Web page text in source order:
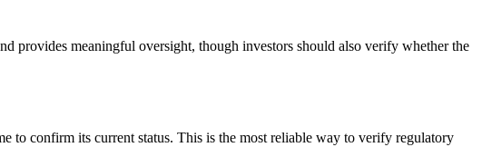
provides meaningful oversight, though investors should also verify whether the
to confirm its current status. This is the most reliable way to verify regulatory